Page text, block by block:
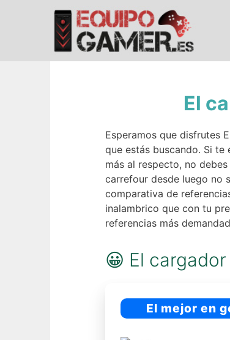
El
Esperamos que disfrutes
que estás buscando. Si
más al respecto, no
carrefour desde luego no
comparativa de
inalambrico que con tu
referencias más
😀 El
El mejor en